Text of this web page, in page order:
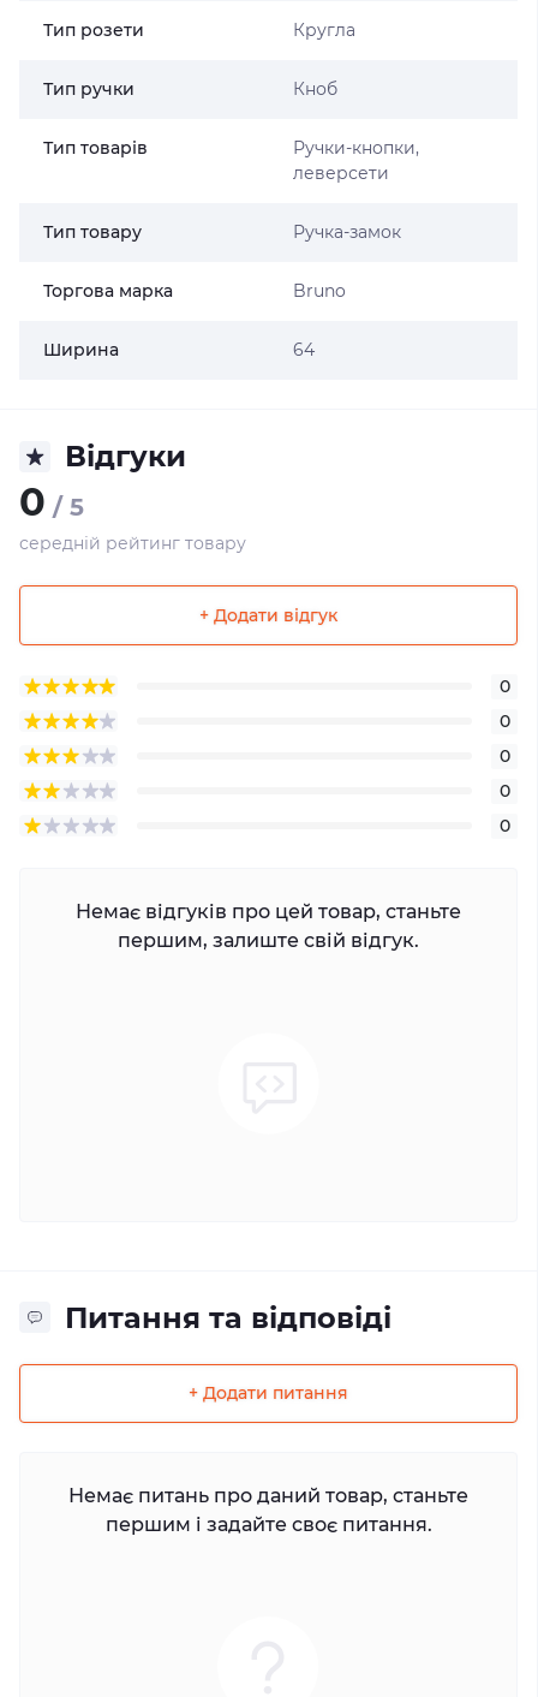
Тип розети Кругла
Тип ручки Кноб
Тип товарів
Ручки-кнопки,
леверсети
Тип товару Ручка-замок
Торгова марка Bruno
Ширина 64
Відгуки
0 / 5
середній рейтинг товару
+ Додати відгук
0
0
0
0
0
Немає відгуків про цей товар, станьте
першим, залиште свій відгук.
Питання та відповіді
+ Додати питання
Немає питань про даний товар, станьте
першим і задайте своє питання.